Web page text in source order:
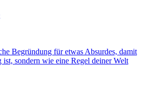
Begründung für etwas Absurdes, damit
sondern wie eine Regel deiner Welt